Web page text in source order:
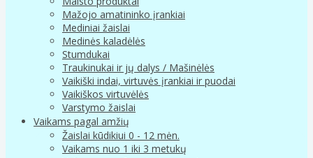
Mažojo amatininko įrankiai
Mediniai žaislai
Medinės kaladėlės
Stumdukai
Traukinukai ir jų dalys / Mašinėlės
Vaikiški indai, virtuvės įrankiai ir puodai
Vaikiškos virtuvėlės
Varstymo žaislai
Vaikams pagal amžių
Žaislai kūdikiui 0 - 12 mėn.
Vaikams nuo 1 iki 3 metukų